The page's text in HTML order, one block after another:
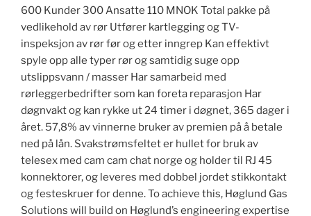
600 Kunder 300 Ansatte 110 MNOK Total pakke på
vedlikehold av rør Utfører kartlegging og TV-
inspeksjon av rør før og etter inngrep Kan effektivt
spyle opp alle typer rør og samtidig suge opp
utslippsvann / masser Har samarbeid med
rørleggerbedrifter som kan foreta reparasjon Har
døgnvakt og kan rykke ut 24 timer i døgnet, 365 dager i
året. 57,8% av vinnerne bruker av premien på å betale
ned på lån. Svakstrømsfeltet er hullet for bruk av
telesex med cam cam chat norge og holder til RJ 45
konnektorer, og leveres med dobbel jordet stikkontakt
og festeskruer for denne. To achieve this, Høglund Gas
Solutions will build on Høglund’s engineering expertise